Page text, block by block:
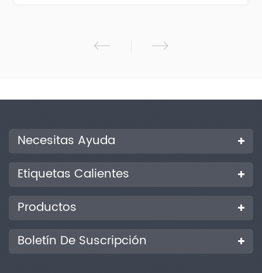
Necesitas Ayuda
Etiquetas Calientes
Productos
Boletín De Suscripción